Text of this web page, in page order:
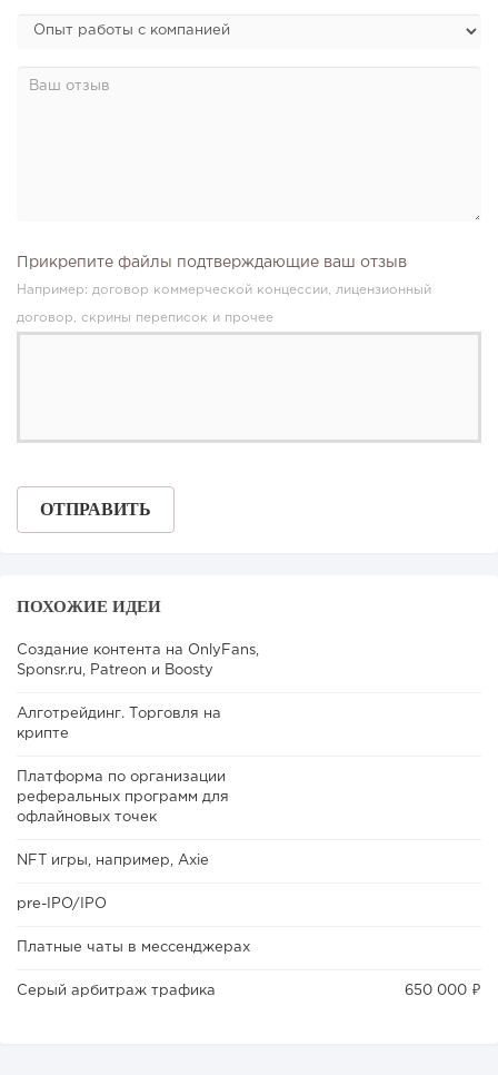
141
российский...
«Прибыль 20 млн в год, а я ездил на метро»: куда в
104 0 0
Прикрепите файлы подтверждающие ваш отзыв
Например: договор коммерческой концессии, лицензионный
договор, скрины переписок и прочее
ПОХОЖИЕ ИДЕИ
Создание контента на OnlyFans,
Sponsr.ru, Patreon и Boosty
Алготрейдинг. Торговля на
крипте
Платформа по организации
реферальных программ для
офлайновых точек
NFT игры, например, Axie
pre-IPO/IPO
Платные чаты в мессенджерах
Серый арбитраж трафика 650 000 ₽